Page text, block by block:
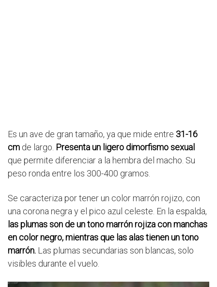
Es un ave de gran tamaño, ya que mide entre 31-16
cm de largo. Presenta un ligero dimorfismo sexual
que permite diferenciar a la hembra del macho. Su
peso ronda entre los 300-400 gramos.
Se caracteriza por tener un color marrón rojizo, con
una corona negra y el pico azul celeste. En la espalda,
las plumas son de un tono marrón rojiza con manchas
en color negro, mientras que las alas tienen un tono
marrón. Las plumas secundarias son blancas, solo
visibles durante el vuelo.